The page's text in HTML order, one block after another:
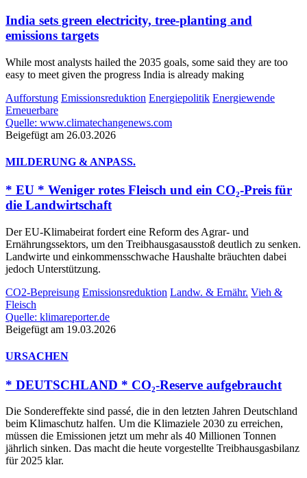
India sets green electricity, tree-planting and
emissions targets
While most analysts hailed the 2035 goals, some said they are too
easy to meet given the progress India is already making
Aufforstung Emissionsreduktion Energiepolitik Energiewende
Erneuerbare
Quelle: www.climatechangenews.com
Beigefügt am 26.03.2026
MILDERUNG & ANPASS.
* EU * Weniger rotes Fleisch und ein CO₂‑Preis für
die Landwirtschaft
Der EU-Klimabeirat fordert eine Reform des Agrar- und
Ernährungssektors, um den Treibhausgasausstoß deutlich zu senken.
Landwirte und einkommensschwache Haushalte bräuchten dabei
jedoch Unterstützung.
CO2-Bepreisung Emissionsreduktion Landw. & Ernähr. Vieh &
Fleisch
Quelle: klimareporter.de
Beigefügt am 19.03.2026
URSACHEN
* DEUTSCHLAND * CO₂-Reserve aufgebraucht
Die Sondereffekte sind passé, die in den letzten Jahren Deutschland
beim Klimaschutz halfen. Um die Klimaziele 2030 zu erreichen,
müssen die Emissionen jetzt um mehr als 40 Millionen Tonnen
jährlich sinken. Das macht die heute vorgestellte Treibhausgasbilanz
für 2025 klar.